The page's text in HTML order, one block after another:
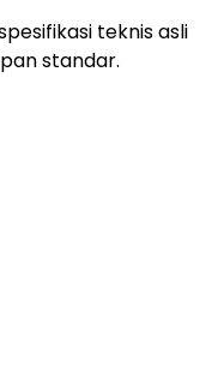
teknis asli
standar.